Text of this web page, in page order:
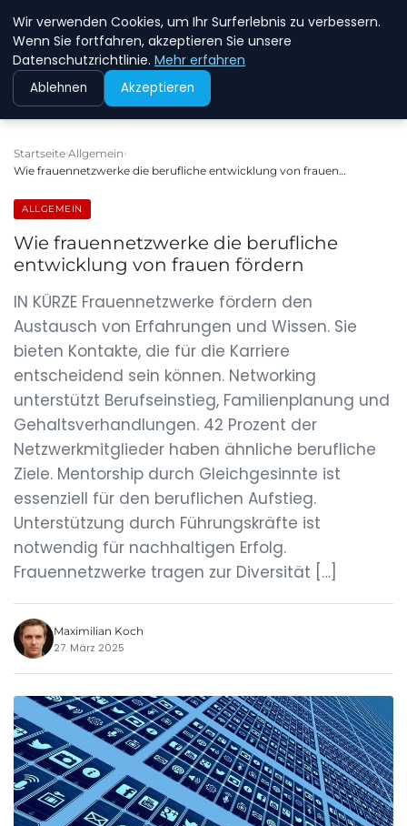
NEW ENERGY JOBS
Startseite Allgemein
Wie frauennetzwerke die berufliche entwicklung von frauen…
ALLGEMEIN
Wie frauennetzwerke die berufliche
entwicklung von frauen fördern
IN KÜRZE Frauennetzwerke fördern den
Austausch von Erfahrungen und Wissen. Sie
bieten Kontakte, die für die Karriere
entscheidend sein können. Networking
unterstützt Berufseinstieg, Familienplanung und
Gehaltsverhandlungen. 42 Prozent der
Netzwerkmitglieder haben ähnliche berufliche
Ziele. Mentorship durch Gleichgesinnte ist
essenziell für den beruflichen Aufstieg.
Unterstützung durch Führungskräfte ist
notwendig für nachhaltigen Erfolg.
Frauennetzwerke tragen zur Diversität […]
Maximilian Koch
27. März 2025
Wir verwenden Cookies, um Ihr Surferlebnis zu verbessern.
Wenn Sie fortfahren, akzeptieren Sie unsere
Datenschutzrichtlinie. Mehr erfahren
Ablehnen Akzeptieren